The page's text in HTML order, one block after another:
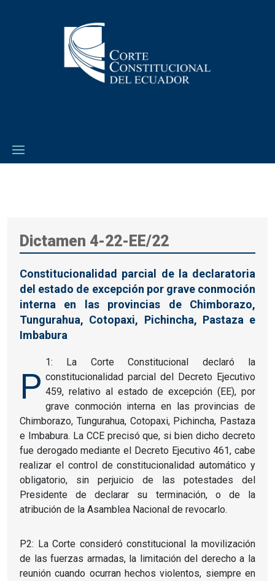
Dictamen 4-22-EE/22
Constitucionalidad parcial de la declaratoria
del estado de excepción por grave conmoción
interna en las provincias de Chimborazo,
Tungurahua, Cotopaxi, Pichincha, Pastaza e
Imbabura
P
1: La Corte Constitucional declaró la
constitucionalidad parcial del Decreto Ejecutivo
459, relativo al estado de excepción (EE), por
grave conmoción interna en las provincias de
Chimborazo, Tungurahua, Cotopaxi, Pichincha, Pastaza
e Imbabura. La CCE precisó que, si bien dicho decreto
fue derogado mediante el Decreto Ejecutivo 461, cabe
realizar el control de constitucionalidad automático y
obligatorio, sin perjuicio de las potestades del
Presidente de declarar su terminación, o de la
atribución de la Asamblea Nacional de revocarlo.
P2: La Corte consideró constitucional la movilización
de las fuerzas armadas, la limitación del derecho a la
reunión cuando ocurran hechos violentos, siempre en